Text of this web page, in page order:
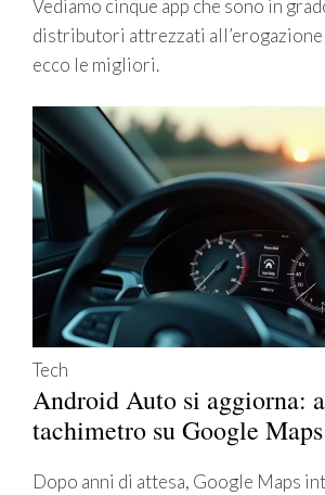
Vediamo cinque app che sono in
distributori attrezzati all’erogazione
ecco le migliori.
Tech
Android Auto si aggiorna:
tachimetro su Google Maps
Dopo anni di attesa, Google Maps